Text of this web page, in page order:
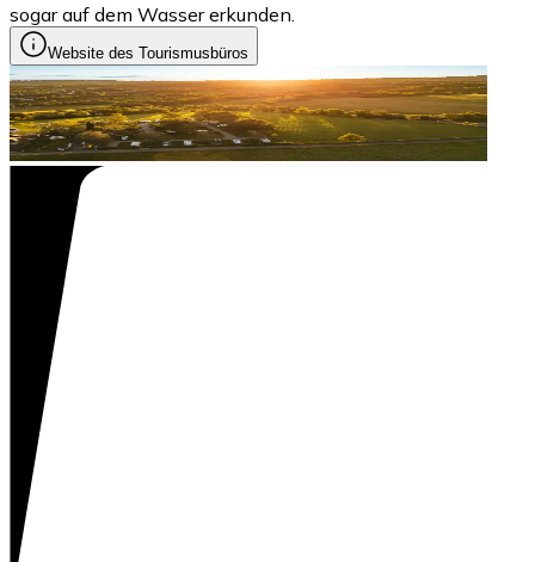
sogar auf dem Wasser erkunden.
Website des Tourismusbüros